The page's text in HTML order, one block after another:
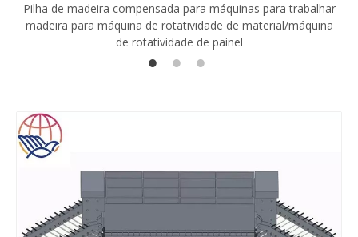
Pilha de madeira compensada para máquinas para trabalhar
madeira para máquina de rotatividade de material/máquina
de rotatividade de painel